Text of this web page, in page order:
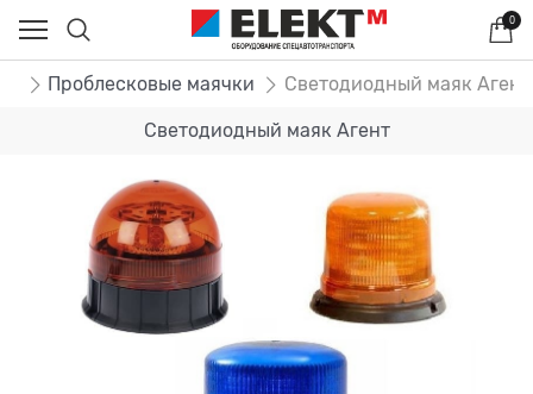
0
Проблесковые маячки Светодиодный маяк Агент
Светодиодный маяк Агент